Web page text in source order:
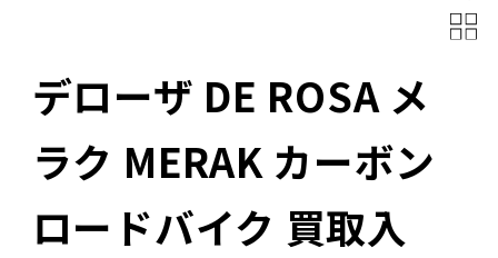
デローザ DE ROSA メ
ラク MERAK カーボン
ロードバイク 買取入